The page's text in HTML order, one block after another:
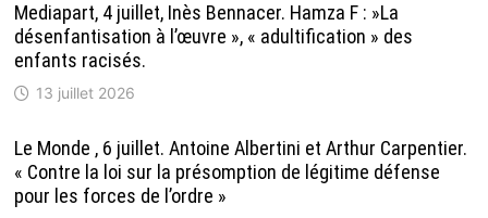
Mediapart, 4 juillet, Inès Bennacer. Hamza F : »La
désenfantisation à l’œuvre », « adultification » des
enfants racisés.
13 juillet 2026
Le Monde , 6 juillet. Antoine Albertini et Arthur Carpentier.
« Contre la loi sur la présomption de légitime défense
pour les forces de l’ordre »